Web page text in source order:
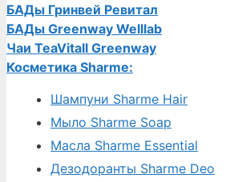
БАДы Гринвей Ревитал
БАДы Greenway Welllab
Чаи TeaVitall Greenway
Косметика Sharme:
Шампуни Sharme Hair
Мыло Sharme Soap
Масла Sharme Essential
Дезодоранты Sharme Deo